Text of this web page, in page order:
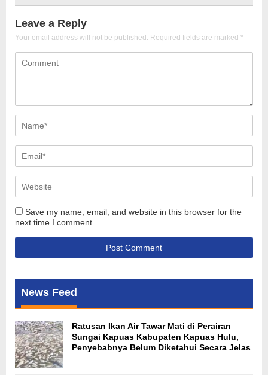
Leave a Reply
Your email address will not be published. Required fields are marked *
Save my name, email, and website in this browser for the
next time I comment.
News Feed
Ratusan Ikan Air Tawar Mati di Perairan
Sungai Kapuas Kabupaten Kapuas Hulu,
Penyebabnya Belum Diketahui Secara Jelas